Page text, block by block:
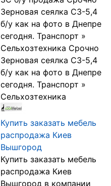
Зерновая сеялка СЗ-5,4
б/у как на фото в Днепре
сегодня. Транспорт »
Сельхозтехника Срочно
Зерновая сеялка СЗ-5,4
б/у как на фото в Днепре
сегодня. Транспорт »
Сельхозтехника
Купить заказать мебель
распродажа Киев
Вышгород
Купить заказать мебель
распродажа Киев
Вышгород в компании